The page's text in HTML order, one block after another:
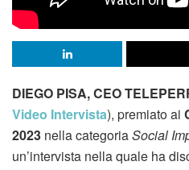
DIEGO PISA, CEO
Video Intervista), premiato ai
2023 nella categoriaSocial
un’intervista nella quale ha